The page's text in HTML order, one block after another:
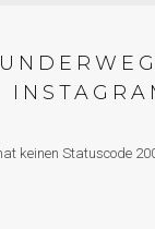
keinen Statuscode